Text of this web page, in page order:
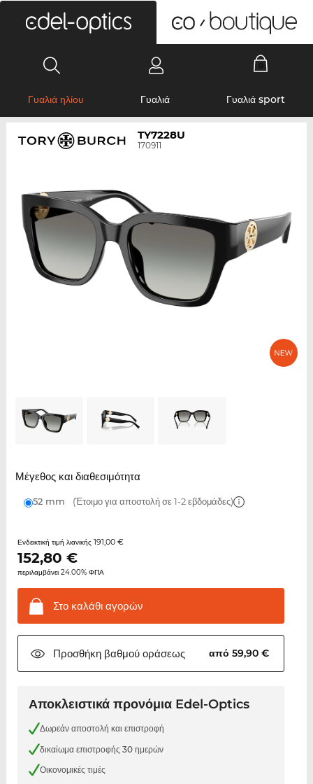
Γυαλιά ηλίου Γυαλιά Γυαλιά sport
TY7228U
170911
Μέγεθος και διαθεσιμότητα
52 mm (Έτοιμο για αποστολή σε 1-2 εβδομάδες)
Ενδεικτική τιμή λιανικής 191,00 €
152,80 €
περιλαμβάνει 24.00% ΦΠΑ
Στο καλάθιαγορών
Προσθήκη βαθμούοράσεως από 59,90 €
Αποκλειστικά προνόμια Edel-Optics
Δωρεάν αποστολή και επιστροφή
δικαίωμα επιστροφής 30 ημερών
Οικονομικές τιμές